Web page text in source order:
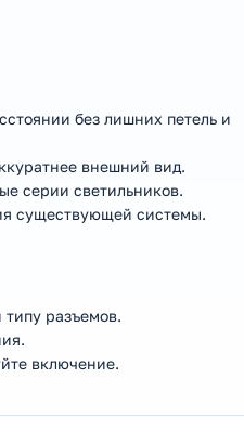
без лишних петель и
внешний вид.
серии светильников.
существующей системы.
разъемов.
включение.